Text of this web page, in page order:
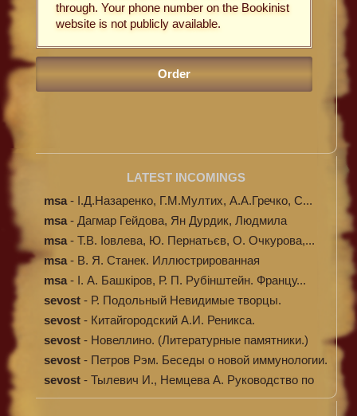
through. Your phone number on the Bookinist
website is not publicly available.
LATEST INCOMINGS
msa - І.Д.Назаренко, Г.М.Мултих, А.А.Гречко, С...
msa - Дагмар Гейдова, Ян Дурдик, Людмила
Кибал...
msa - Т.В. Іовлева, Ю. Пернатьєв, О. Очкурова,...
msa - В. Я. Станек. Иллюстрированная
энциклопе...
msa - І. А. Башкіров, Р. П. Рубінштейн. Францу...
sevost - Р. Подольный Невидимые творцы.
sevost - Китайгородский А.И. Реникса.
sevost - Новеллино. (Литературные памятники.)
sevost - Петров Рэм. Беседы о новой иммунологии.
sevost - Тылевич И., Немцева А. Руководство по
ме...